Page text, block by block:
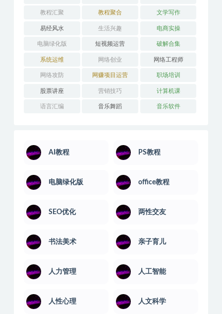
教程汇聚 教程聚合 文学写作
易经风水 生活兴趣 电商实操
电脑绿化版 短视频运营 破解合集
系统运维 网络创业 网络工程师
网络攻防 网赚项目运营 职场培训
股票讲座 营销技巧 计算机课
语言汇编 音乐舞蹈 音乐软件
AI教程 PS教程
电脑绿化版 office教程
SEO优化 两性交友
书法美术 亲子育儿
人力管理 人工智能
人性心理 人文科学